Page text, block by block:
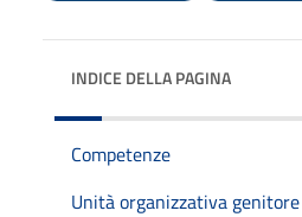
INDICE DELLA PAGINA
Competenze
Unità organizzativa genitore